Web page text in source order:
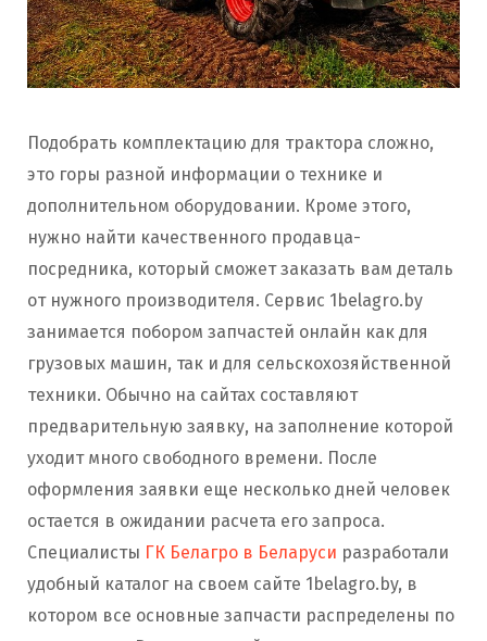
Подобрать комплектацию для трактора сложно,
это горы разной информации о технике и
дополнительном оборудовании. Кроме этого,
нужно найти качественного продавца-
посредника, который сможет заказать вам деталь
от нужного производителя. Сервис 1belagro.by
занимается побором запчастей онлайн как для
грузовых машин, так и для сельскохозяйственной
техники. Обычно на сайтах составляют
предварительную заявку, на заполнение которой
уходит много свободного времени. После
оформления заявки еще несколько дней человек
остается в ожидании расчета его запроса.
Специалисты ГК Белагро в Беларуси разработали
удобный каталог на своем сайте 1belagro.by, в
котором все основные запчасти распределены по